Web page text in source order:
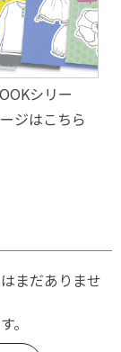
シリー
ジはこちら
まだありませ
。